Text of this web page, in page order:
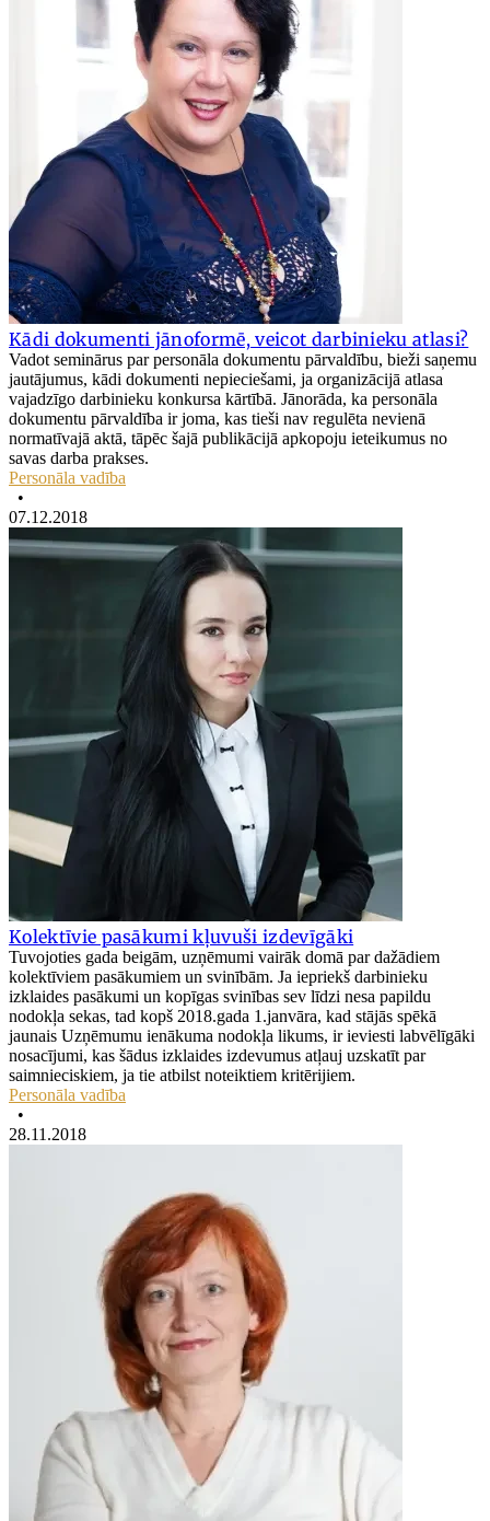
Kādi dokumenti jānoformē, veicot darbinieku atlasi?
Vadot seminārus par personāla dokumentu pārvaldību, bieži saņemu
jautājumus, kādi dokumenti nepieciešami, ja organizācijā atlasa
vajadzīgo darbinieku konkursa kārtībā. Jānorāda, ka personāla
dokumentu pārvaldība ir joma, kas tieši nav regulēta nevienā
normatīvajā aktā, tāpēc šajā publikācijā apkopoju ieteikumus no
savas darba prakses.
Personāla vadība
•
07.12.2018
Kolektīvie pasākumi kļuvuši izdevīgāki
Tuvojoties gada beigām, uzņēmumi vairāk domā par dažādiem
kolektīviem pasākumiem un svinībām. Ja iepriekš darbinieku
izklaides pasākumi un kopīgas svinības sev līdzi nesa papildu
nodokļa sekas, tad kopš 2018.gada 1.janvāra, kad stājās spēkā
jaunais Uzņēmumu ienākuma nodokļa likums, ir ieviesti labvēlīgāki
nosacījumi, kas šādus izklaides izdevumus atļauj uzskatīt par
saimnieciskiem, ja tie atbilst noteiktiem kritērijiem.
Personāla vadība
•
28.11.2018